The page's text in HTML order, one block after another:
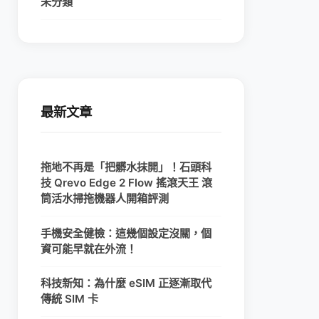
最新文章
拖地不再是「把髒水抹開」！石頭科
技 Qrevo Edge 2 Flow 搖滾天王 滾
筒活水掃拖機器人開箱評測
手機安全健檢：這幾個設定沒關，個
資可能早就在外流！
科技新知：為什麼 eSIM 正逐漸取代
傳統 SIM 卡